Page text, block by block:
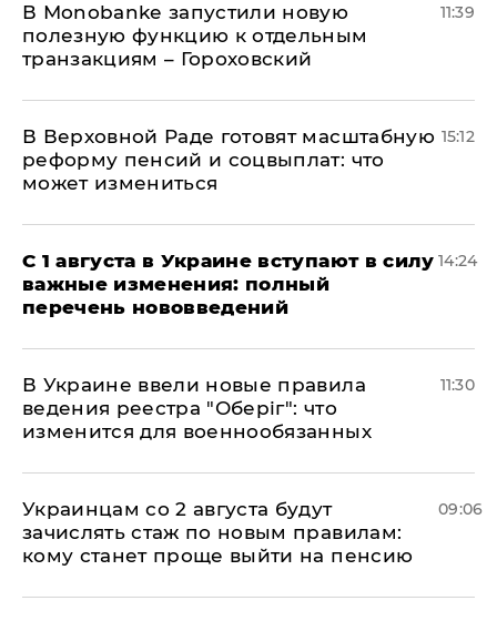
В Мonobankе запустили новую
полезную функцию к отдельным
транзакциям – Гороховский
11:39
В Верховной Раде готовят масштабную
реформу пенсий и соцвыплат: что
может измениться
15:12
С 1 августа в Украине вступают в силу
важные изменения: полный
перечень нововведений
14:24
В Украине ввели новые правила
ведения реестра "Оберіг": что
изменится для военнообязанных
11:30
Украинцам со 2 августа будут
зачислять стаж по новым правилам:
кому станет проще выйти на пенсию
09:06